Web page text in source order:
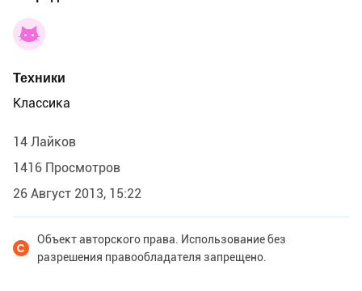
Техники
Классика
14 Лайков
1416 Просмотров
26 Август 2013, 15:22
Объект авторского права. Использование без
разрешения правообладателя запрещено.